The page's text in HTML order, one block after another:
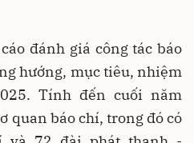
đánh giá công tác báo
hướng, mục tiêu, nhiệm
Tính đến cuối năm
quan báo chí, trong đó có